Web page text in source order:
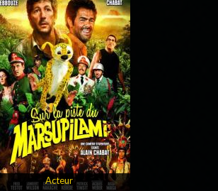
Acteur